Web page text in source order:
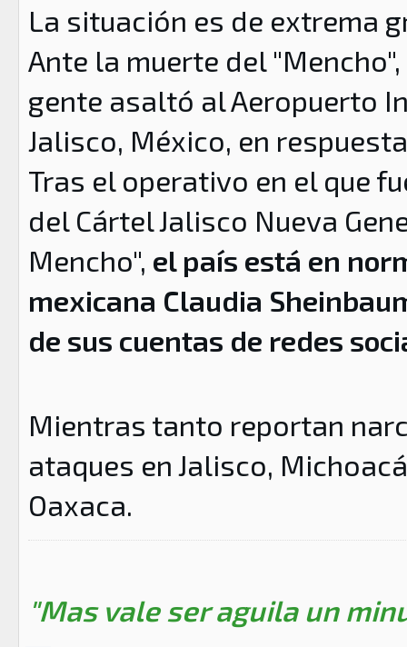
La situación es de extrema
Ante la muerte del
gente asaltó al Aeropuerto
Jalisco, México, en
Tras el operativo en el que
del Cártel Jalisco Nueva
Mencho", el país está en
mexicana Claudia
de sus cuentas de redes
Mientras tanto reportan
ataques en Jalisco,
Oaxaca.
"Mas vale ser aguila un